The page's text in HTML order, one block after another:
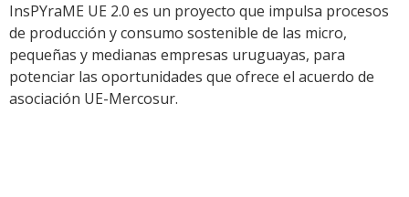
InsPYraME UE 2.0 es un proyecto que impulsa procesos
de producción y consumo sostenible de las micro,
pequeñas y medianas empresas uruguayas, para
potenciar las oportunidades que ofrece el acuerdo de
asociación UE-Mercosur.